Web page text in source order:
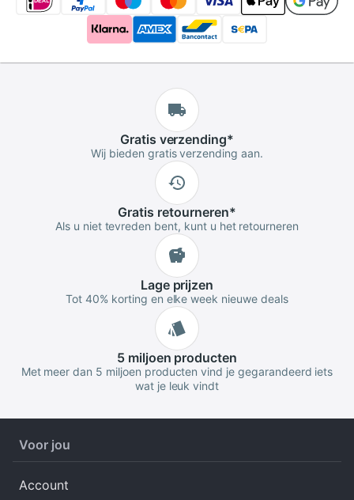
Gratis verzending*
Wij bieden gratis verzending aan.
Gratis retourneren*
Als u niet tevreden bent, kunt u het retourneren
Lageprijzen
Tot 40% korting en elke week nieuwe deals
5 miljoen producten
Met meer dan 5 miljoen producten vind je gegarandeerd iets
wat je leuk vindt
Voor jou
Account